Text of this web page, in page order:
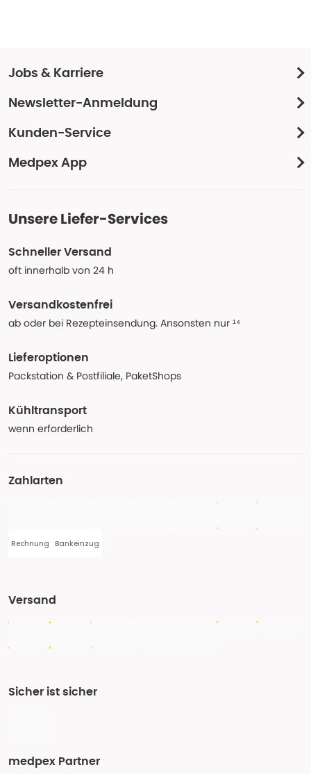
Jobs & Karriere
Newsletter-Anmeldung
Kunden-Service
Medpex App
Unsere Liefer-Services
Schneller Versand
oft innerhalb von 24 h
Versandkostenfrei
ab oder bei Rezepteinsendung. Ansonsten nur ¹⁴
Lieferoptionen
Packstation & Postfiliale, PaketShops
Kühltransport
wenn erforderlich
Zahlarten
Rechnung Bankeinzug
Versand
Sicher ist sicher
medpex Partner